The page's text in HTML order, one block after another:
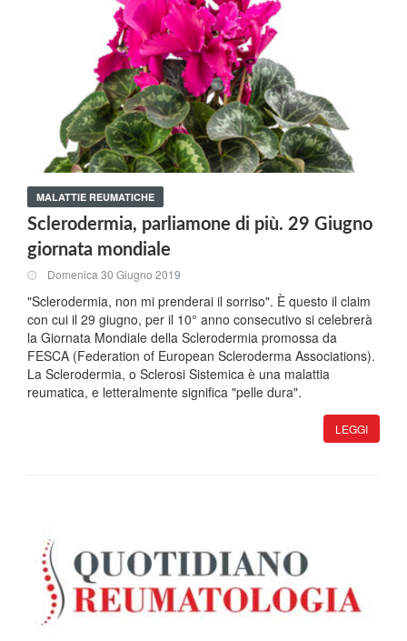
MALATTIE REUMATICHE
Sclerodermia, parliamone di più. 29 Giugno
giornata mondiale
Domenica 30 Giugno 2019
"Sclerodermia, non mi prenderai il sorriso". È questo il claim
con cui il 29 giugno, per il 10° anno consecutivo si celebrerà
la Giornata Mondiale della Sclerodermia promossa da
FESCA (Federation of European Scleroderma Associations).
La Sclerodermia, o Sclerosi Sistemica è una malattia
reumatica, e letteralmente significa "pelle dura".
LEGGI